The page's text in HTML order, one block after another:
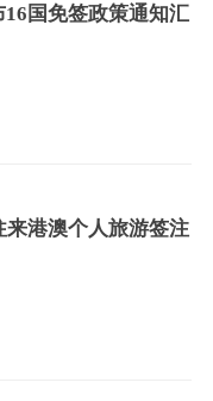
国免签政策通知汇
港澳个人旅游签注